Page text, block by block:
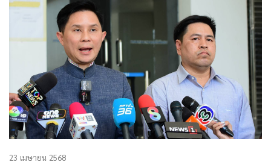
มั่นต่อรัฐบาลอยู่ในระดับปานกลาง
23 เมษายน 2568